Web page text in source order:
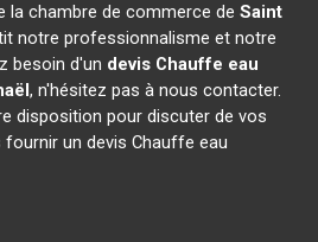
la chambre de commerce deSaint
notre professionnalisme et notre
besoin d'un devis Chauffe eau
, n'hésitez pas à nous contacter.
disposition pour discuter de vos
un devis Chauffe eau